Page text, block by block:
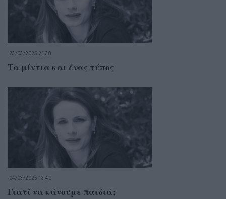
23/03/2025 21:38
Τα μίντια και ένας τύπος
04/03/2025 13:40
Γιατί να κάνουμε παιδιά;